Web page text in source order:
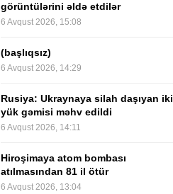
görüntülərini əldə etdilər
6 Avqust 2026, 15:08
(başlıqsız)
6 Avqust 2026, 14:29
Rusiya: Ukraynaya silah daşıyan iki
yük gəmisi məhv edildi
6 Avqust 2026, 14:11
Hiroşimaya atom bombası
atılmasından 81 il ötür
6 Avqust 2026, 13:04